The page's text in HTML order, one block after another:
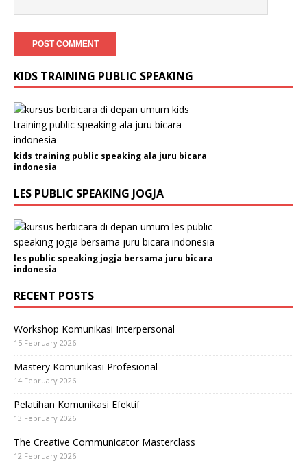
KIDS TRAINING PUBLIC SPEAKING
kids training public speaking ala juru bicara
indonesia
LES PUBLIC SPEAKING JOGJA
les public speaking jogja bersama juru bicara
indonesia
RECENT POSTS
Workshop Komunikasi Interpersonal
15 February 2026
Mastery Komunikasi Profesional
14 February 2026
Pelatihan Komunikasi Efektif
13 February 2026
The Creative Communicator Masterclass
12 February 2026